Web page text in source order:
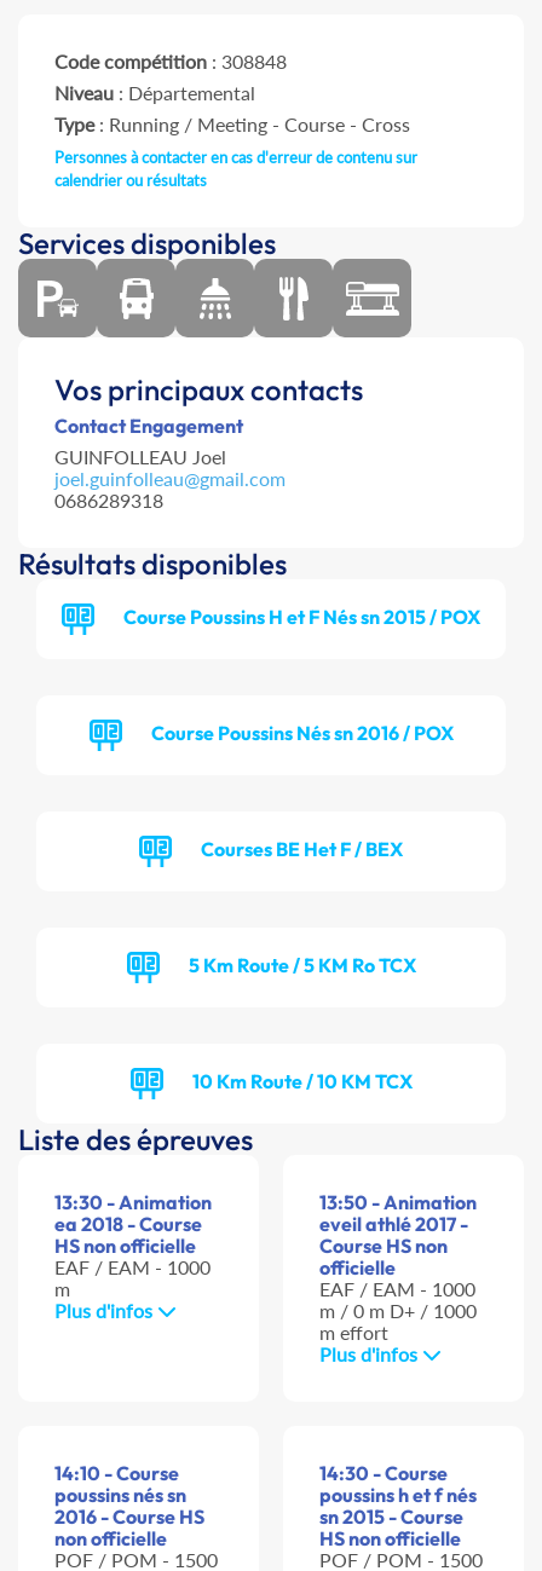
Code compétition : 308848
Niveau : Départemental
Type: Running / Meeting - Course - Cross
Personnes à contacter en cas d'erreur de contenu sur
calendrier ou résultats
Services disponibles
Vos principaux contacts
Contact Engagement
GUINFOLLEAU Joel
joel.guinfolleau@gmail.com
0686289318
Résultats disponibles
Course Poussins H et F Nés sn 2015 / POX
Course Poussins Nés sn 2016 / POX
Courses BE Het F / BEX
5 Km Route / 5 KM Ro TCX
10 Km Route / 10 KM TCX
Liste des épreuves
13:30 - Animation
ea 2018 - Course
HS non officielle
EAF / EAM - 1000
m
Plus d'infos
13:50 - Animation
eveil athlé 2017 -
Course HS non
officielle
EAF / EAM - 1000
m / 0 m D+ / 1000
m effort
Plus d'infos
14:10 - Course
poussins nés sn
2016 - Course HS
non officielle
POF / POM - 1500
14:30 - Course
poussins h et f nés
sn 2015 - Course
HS non officielle
POF / POM - 1500